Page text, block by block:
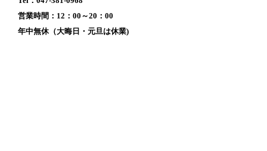
営業時間：12：00～20：00
年中無休（大晦日・元旦は休業)